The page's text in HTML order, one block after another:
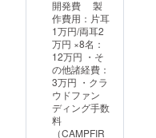
の変更
の場合
は、別
途現地
での精
算が必
要にな
りま
す。
があり
ます。
・店舗
で開催
してい
るキャ
ンペー
ンや割
引と
製作券
になり
ます。
お間違
えのな
いよう
にご注
意くだ
さい。
開発費 製
作費用：片耳
1万円/両耳2
万円 ×8名：
12万円 ・そ
の他諸経費：
3万円 ・クラ
ウドファン
ディング手数
料
（CAMPFIR